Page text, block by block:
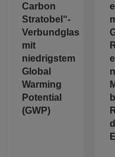
Carbon
Stratobel“-
Verbundglas
mit
niedrigstem
Global
Warming
Potential
(GWP)